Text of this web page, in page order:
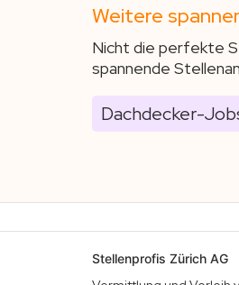
Weitere
Nicht die perfekte
spannende
Dachdecker-
Stellenprofis Zürich AG